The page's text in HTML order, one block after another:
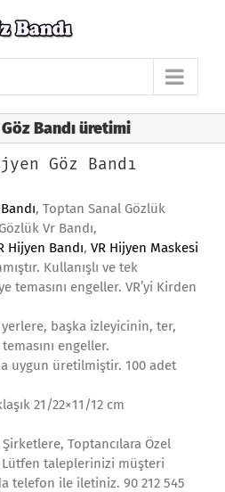
Bandı üretimi
Göz Bandı
, Toptan Sanal Gözlük
Vr Bandı,
Hijyen Bandı, VR Hijyen Maskesi
Kullanışlı ve tek
temasını engeller. VR’yi Kirden
başka izleyicinin, ter,
engeller.
uygun üretilmiştir. 100 adet
21/22×11/12 cm
Toptancılara Özel
Lütfen taleplerinizi müşteri
telefon ile iletiniz. 90 212 545